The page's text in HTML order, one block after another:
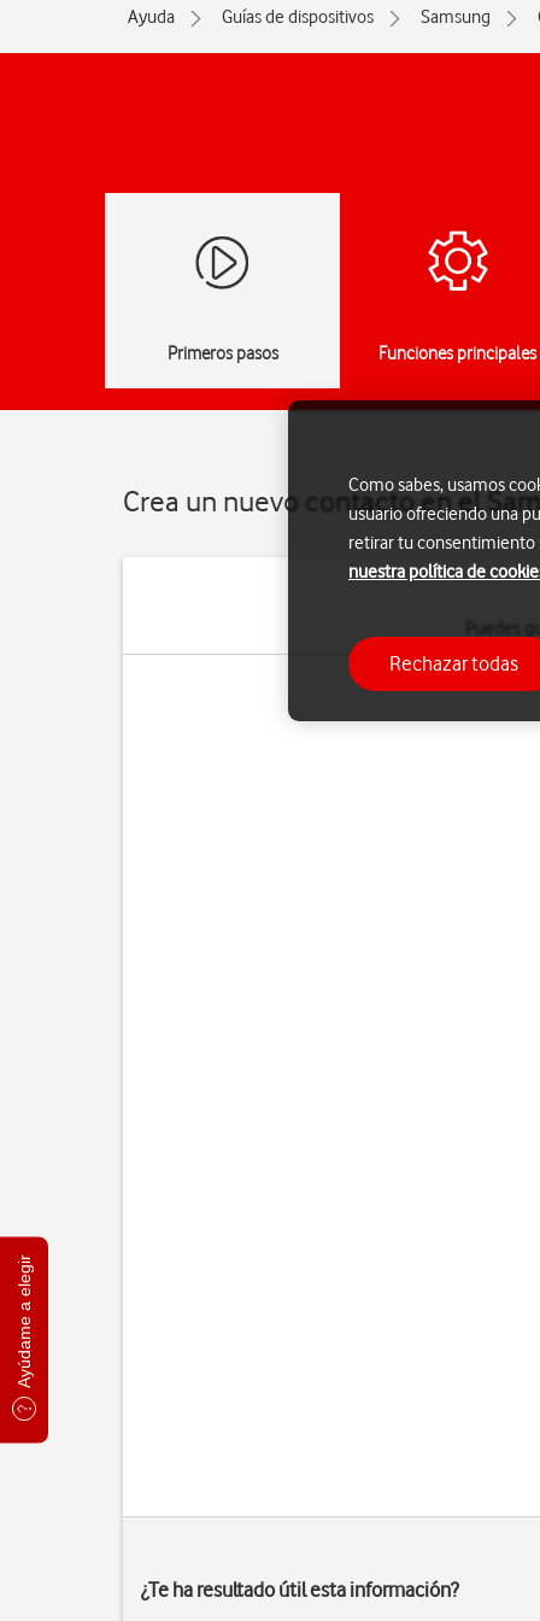
Ayúdame a elegir
Ayuda Guías de dispositivos Samsung
Primeros pasos Funciones principales
Crea un nuevo contacto en el
¿Te ha resultado útil esta información?
Como sabes, usamos
usuario ofreciendo una
retirar tu consentimiento
nuestra política de
Rechazar todas